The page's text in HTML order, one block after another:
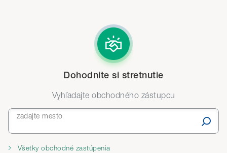
Dohodnite si stretnutie
Vyhľadajte obchodného zástupcu
zadajte mesto
Všetky obchodné zastúpenia